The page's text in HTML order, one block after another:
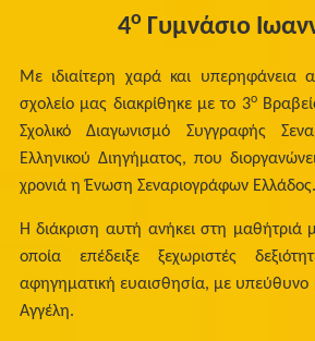
4ο Γυμνάσιο
Με ιδιαίτερη χαρά και υπερηφάνεια
σχολείο μας διακρίθηκε με το 3ο
Σχολικό Διαγωνισμό Συγγραφής
Ελληνικού Διηγήματος, που
χρονιά η Ένωση Σεναριογράφων Ελλάδος.
Η διάκριση αυτή ανήκει στη μαθήτριά
οποία επέδειξε ξεχωριστές
αφηγηματική ευαισθησία, με υπεύθυνο
Αγγέλη.